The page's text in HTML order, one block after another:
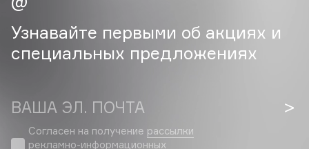
Cadence
Capelli Dorati
Carbon Theory
Catrice
Celimax
Узнавайте первыми об акциях и
специальных предложениях
ВАША ЭЛ. ПОЧТА
Согласен на получение рассылки
рекламно-информационных